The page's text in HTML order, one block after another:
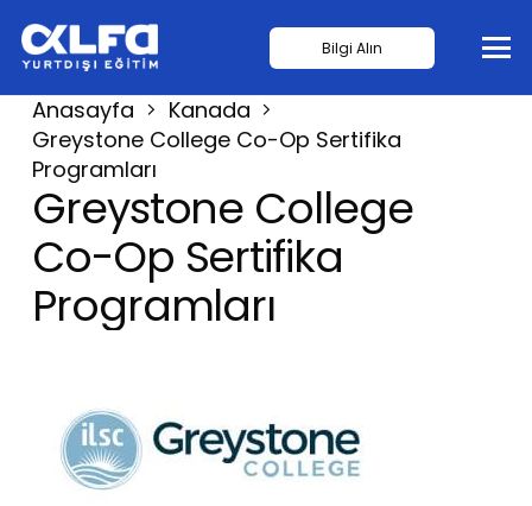
Bilgi Alın
Anasayfa
Kanada
Greystone College Co-Op Sertifika
Programları
Greystone College
Co-Op Sertifika
Programları